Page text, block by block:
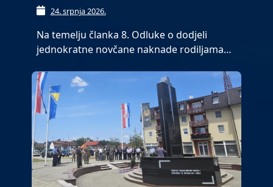
24. srpnja 2026.
Na temelju članka 8. Odluke o dodjeli
jednokratne novčane naknade rodiljama…